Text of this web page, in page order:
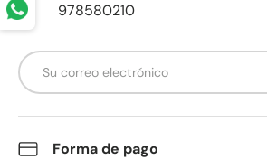
978580210
Correo electrónico
Forma de pago